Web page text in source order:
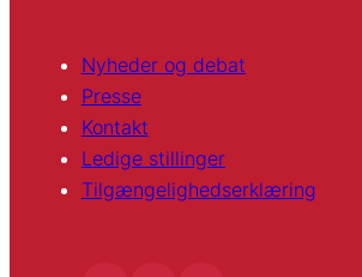
Nyheder og debat
Presse
Kontakt
Ledige stillinger
Tilgængelighedserklæring